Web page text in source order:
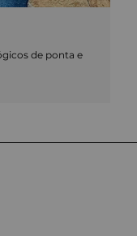
de ponta e